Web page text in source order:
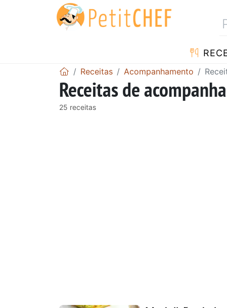
Receitas Acompanhamento
Receitas de
25 receitas